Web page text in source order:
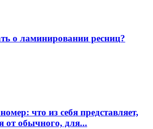
о ламинировании ресниц?
что из себя представляет,
от обычного, для...